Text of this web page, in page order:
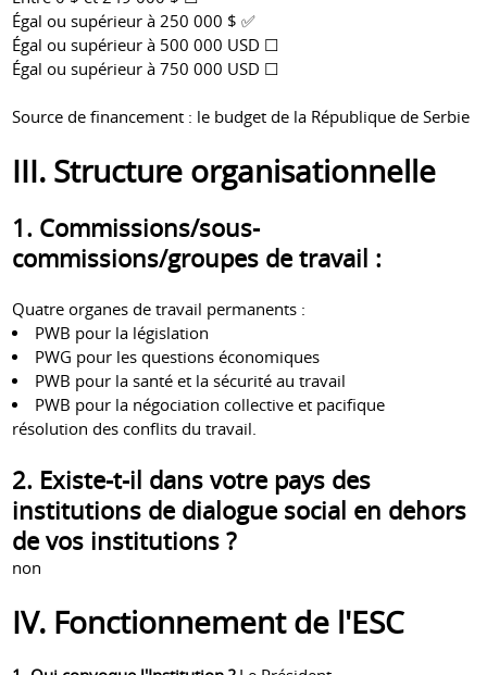
Égal ou supérieur à 250 000 $ ✅
Égal ou supérieur à 500 000 USD ☐
Égal ou supérieur à 750 000 USD ☐
Source de financement : le budget de la République de Serbie
III. Structure organisationnelle
1. Commissions/sous-
commissions/groupes de travail :
Quatre organes de travail permanents :
PWB pour la législation
PWG pour les questions économiques
PWB pour la santé et la sécurité au travail
PWB pour la négociation collective et pacifique
résolution des conflits du travail.
2. Existe-t-il dans votre pays des
institutions de dialogue social en dehors
de vos institutions ?
non
IV. Fonctionnement de l'ESC